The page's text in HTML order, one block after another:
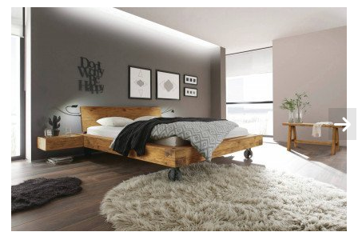
Möbel-
Finanzierung
Markenwelt
Letz-